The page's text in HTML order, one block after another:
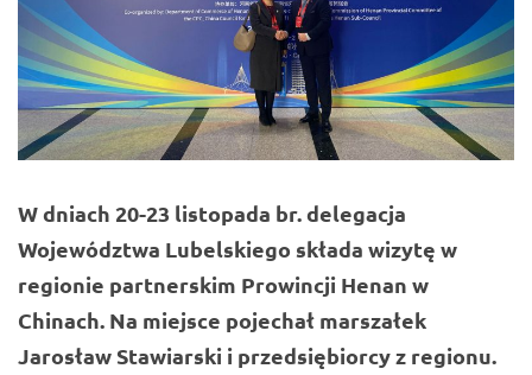
W dniach 20-23 listopada br. delegacja
Województwa Lubelskiego składa wizytę w
regionie partnerskim Prowincji Henan w
Chinach. Na miejsce pojechał marszałek
Jarosław Stawiarski i przedsiębiorcy z regionu.